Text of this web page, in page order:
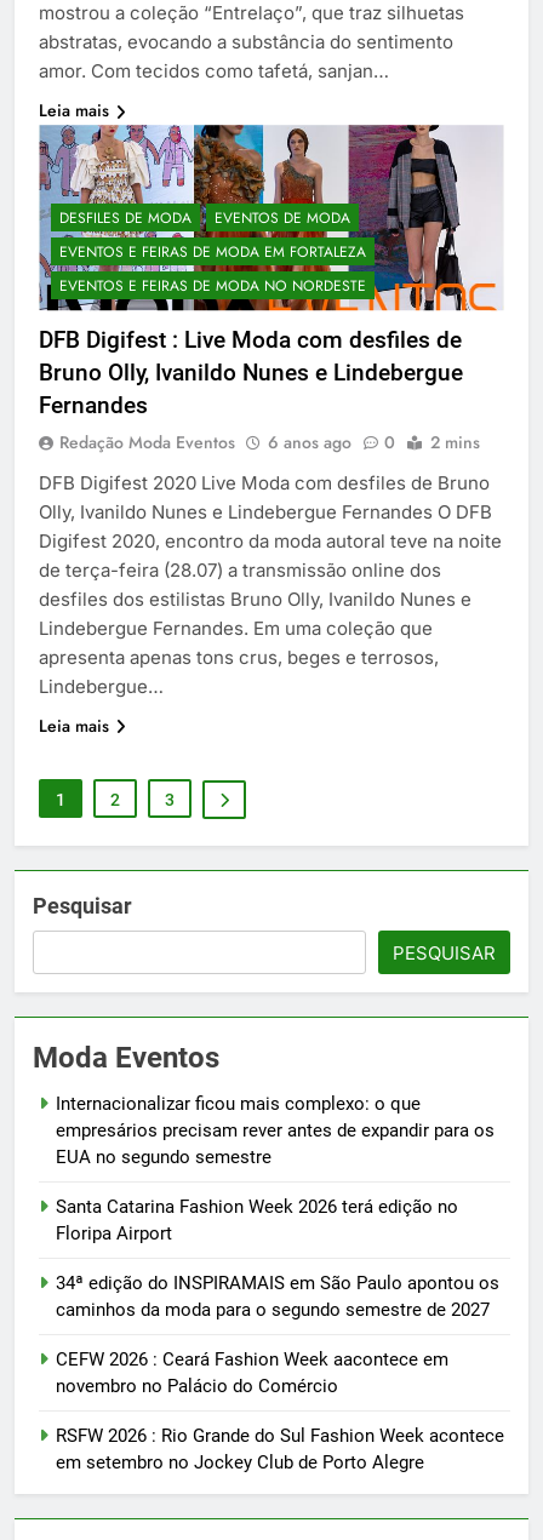
mostrou a coleção “Entrelaço”, que traz silhuetas
abstratas, evocando a substância do sentimento
amor. Com tecidos como tafetá, sanjan…
Leia mais
DESFILES DE MODA
EVENTOS DE MODA
EVENTOS E FEIRAS DE MODA EM FORTALEZA
EVENTOS E FEIRAS DE MODA NO NORDESTE
DFB Digifest : Live Moda com desfiles de
Bruno Olly, Ivanildo Nunes e Lindebergue
Fernandes
Redação Moda Eventos 6 anos ago 0 2 mins
DFB Digifest 2020 Live Moda com desfiles de Bruno
Olly, Ivanildo Nunes e Lindebergue Fernandes O DFB
Digifest 2020, encontro da moda autoral teve na noite
de terça-feira (28.07) a transmissão online dos
desfiles dos estilistas Bruno Olly, Ivanildo Nunes e
Lindebergue Fernandes. Em uma coleção que
apresenta apenas tons crus, beges e terrosos,
Lindebergue…
Leia mais
1 2 3
Pesquisar
PESQUISAR
Moda Eventos
Internacionalizar ficou mais complexo: o que
empresários precisam rever antes de expandir para os
EUA no segundo semestre
Santa Catarina Fashion Week 2026 terá edição no
Floripa Airport
34ª edição do INSPIRAMAIS em São Paulo apontou os
caminhos da moda para o segundo semestre de 2027
CEFW 2026 : Ceará Fashion Week aacontece em
novembro no Palácio do Comércio
RSFW 2026 : Rio Grande do Sul Fashion Week acontece
em setembro no Jockey Club de Porto Alegre